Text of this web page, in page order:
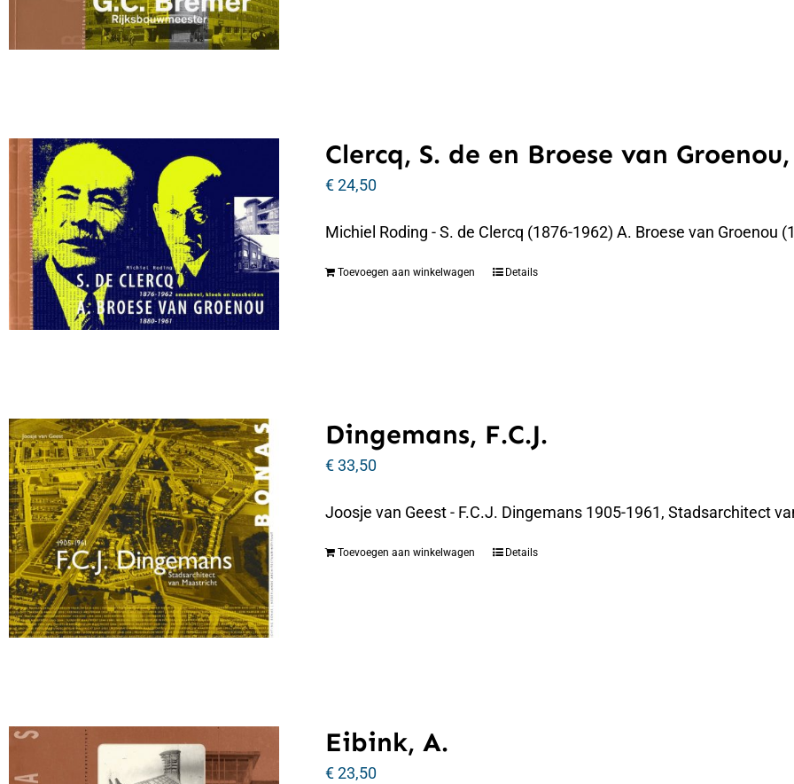
Clercq, S. de en Broese van
€24,50
Michiel Roding - S. de Clercq (1876-1962) A. Broese van Groenou
Toevoegen aan winkelwagen Details
Dingemans, F.C.J.
€33,50
Joosje van Geest - F.C.J. Dingemans 1905-1961, Stadsarchitect
Toevoegen aan winkelwagen Details
Eibink, A.
€23,50